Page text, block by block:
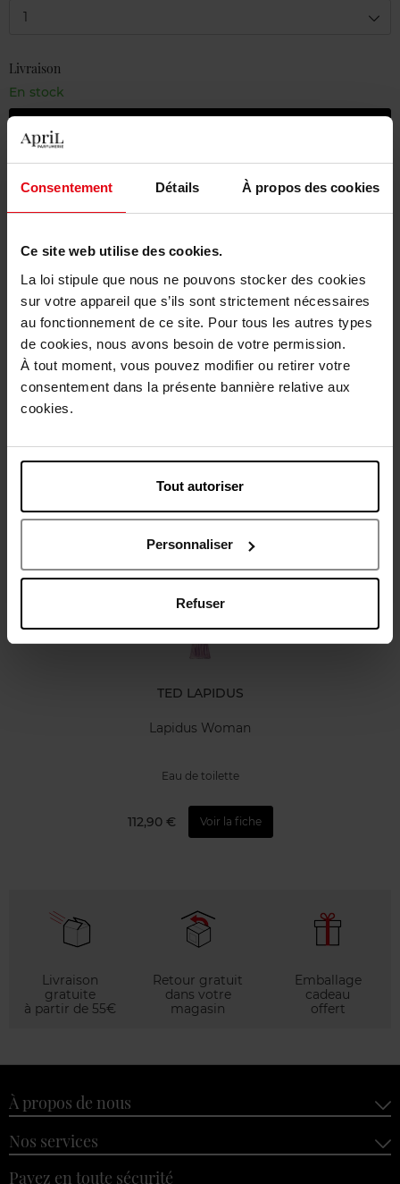
Consentement Détails À propos des cookies
Ce site web utilise des cookies.
La loi stipule que nous ne pouvons stocker des cookies
sur votre appareil que s’ils sont strictement nécessaires
au fonctionnement de ce site. Pour tous les autres types
de cookies, nous avons besoin de votre permission.
À tout moment, vous pouvez modifier ou retirer votre
consentement dans la présente bannière relative aux
cookies.
Tout autoriser
Personnaliser
Refuser
1
Livraison
En stock
Livraison gratuite à partir de 55€
Retour gratuit dans votre magasin
Description
Caractéristiques
Avis client Politique relative aux avis des clients
Vous aimerez peut-être
TED LAPIDUS
Lapidus Woman
Eau de toilette
112,90 € Voir la fiche
Livraison
gratuite
à partir de 55€
Retour gratuit
dans votre
magasin
Emballage
cadeau
offert
À propos de nous
Nos services
Payez en toute sécurité